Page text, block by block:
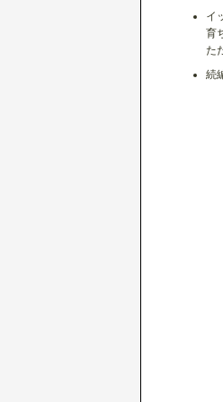
イ
育
た
続